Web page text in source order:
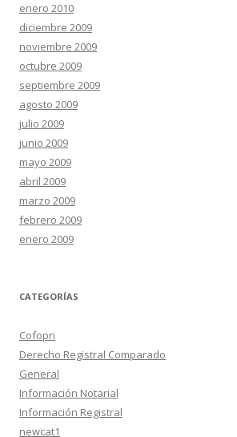
enero 2010
diciembre 2009
noviembre 2009
octubre 2009
septiembre 2009
agosto 2009
julio 2009
junio 2009
mayo 2009
abril 2009
marzo 2009
febrero 2009
enero 2009
CATEGORÍAS
Cofopri
Derecho Registral Comparado
General
Información Notarial
Información Registral
newcat1